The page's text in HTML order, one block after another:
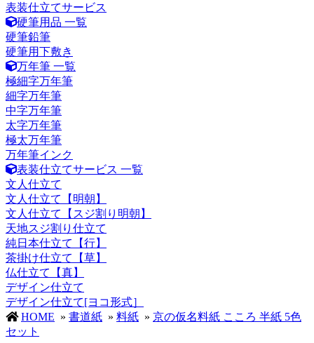
表装仕立てサービス
硬筆用品 一覧
硬筆鉛筆
硬筆用下敷き
万年筆 一覧
極細字万年筆
細字万年筆
中字万年筆
太字万年筆
極太万年筆
万年筆インク
表装仕立てサービス 一覧
文人仕立て
文人仕立て【明朝】
文人仕立て【スジ割り明朝】
天地スジ割り仕立て
純日本仕立て【行】
茶掛け仕立て【草】
仏仕立て【真】
デザイン仕立て
デザイン仕立て[ヨコ形式］
HOME » 書道紙 » 料紙 » 京の仮名料紙 こころ 半紙 5色
セット